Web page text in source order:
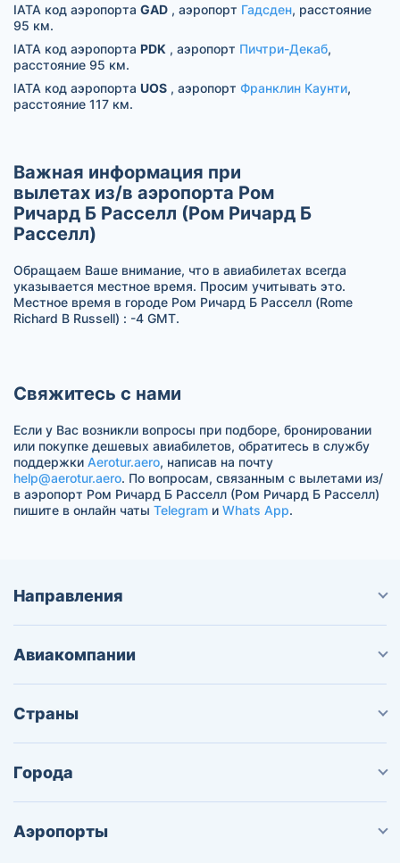
IATA код аэропорта GAD , аэропорт Гадсден, расстояние
95 км.
IATA код аэропорта PDK , аэропорт Пичтри-Декаб,
расстояние 95 км.
IATA код аэропорта UOS , аэропорт Франклин Каунти,
расстояние 117 км.
Важная информация при
вылетах из/в аэропорта Ром
Ричард Б Расселл (Ром Ричард Б
Расселл)
Обращаем Ваше внимание, что в авиабилетах всегда
указывается местное время. Просим учитывать это.
Местное время в городе Ром Ричард Б Расселл (Rome
Richard B Russell) : -4 GMT.
Свяжитесь с нами
Если у Вас возникли вопросы при подборе, бронировании
или покупке дешевых авиабилетов, обратитесь в службу
поддержки Aerotur.aero, написав на почту
help@aerotur.aero. По вопросам, связанным с вылетами из/
в аэропорт Ром Ричард Б Расселл (Ром Ричард Б Расселл)
пишите в онлайн чаты Telegram и Whats App.
Направления
Авиакомпании
Страны
Города
Аэропорты